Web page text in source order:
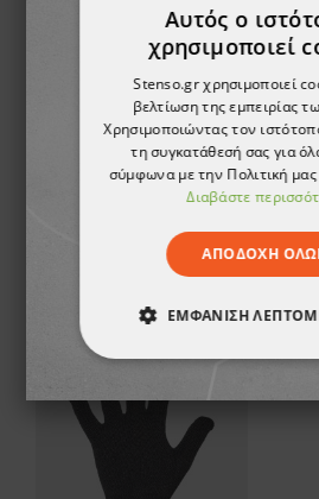
Γάντια για οθόνες αφής CLIFF TOUCHSCREEN
3,35 €
Αυτός ο
χρησιμοποιεί
Stenso.gr χρησιμοποιεί
βελτίωση της εμπειρίας
Χρησιμοποιώντας τον
τη συγκατάθεσή σας για
σύμφωνα με την Πολιτική
Διαβάστε
ΑΠΟΔΟΧΉ
ΕΜΦΆΝΙΣΗ
ΑΠΟΛΎΤΩΣ
ΑΠΌΔΟΣΗΣ
ΛΕΙΤΟΥΡΓΙΚΌΤΗΤΑΣ